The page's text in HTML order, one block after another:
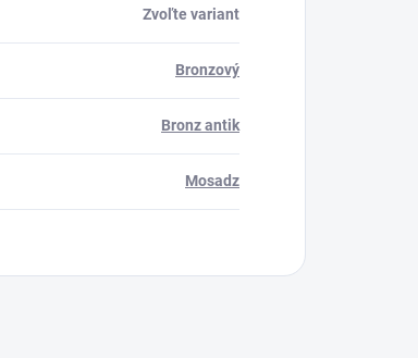
Zvoľte variant
Bronzový
Bronz antik
Mosadz